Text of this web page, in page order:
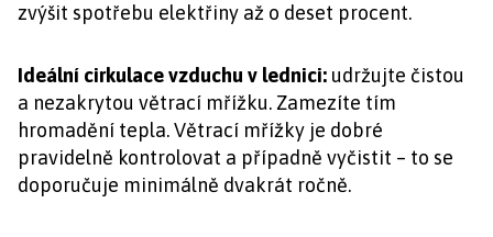
zvýšit spotřebu elektřiny až o deset procent.
Ideální cirkulace vzduchu v lednici: udržujte čistou
a nezakrytou větrací mřížku. Zamezíte tím
hromadění tepla. Větrací mřížky je dobré
pravidelně kontrolovat a případně vyčistit – to se
doporučuje minimálně dvakrát ročně.